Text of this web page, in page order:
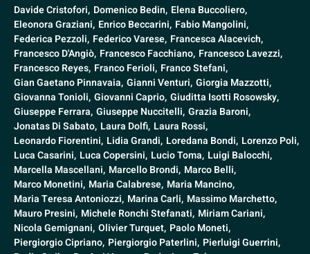
Davide Cristofori, Domenico Bedin, Elena Buccoliero,
Eleonora Graziani, Enrico Beccarini, Fabio Mangolini,
Federica Pezzoli, Federico Varese, Francesca Alacevich,
Francesco D'Angiò, Francesco Facchiano, Francesco Lavezzi,
Francesco Reyes, Franco Ferioli, Franco Stefani,
Gian Gaetano Pinnavaia, Gianni Venturi, Giorgia Mazzotti,
Giovanna Tonioli, Giovanni Caprio, Giuditta Isotti Rosowsky,
Giuseppe Ferrara, Giuseppe Nuccitelli, Grazia Baroni,
Jonatas Di Sabato, Laura Dolfi, Laura Rossi,
Leonardo Fiorentini, Lidia Grandi, Loredana Bondi, Lorenzo Poli,
Luca Casarini, Luca Copersini, Lucio Toma, Luigi Balocchi,
Marcella Mascellani, Marcello Brondi, Marco Belli,
Marco Monetini, Maria Calabrese, Maria Mancino,
Maria Teresa Antoniozzi, Marina Carli, Massimo Marchetto,
Mauro Presini, Michele Ronchi Stefanati, Miriam Cariani,
Nicola Gemignani, Olivier Turquet, Paolo Moneti,
Piergiorgio Cipriano, Piergiorgio Paterlini, Pierluigi Guerrini,